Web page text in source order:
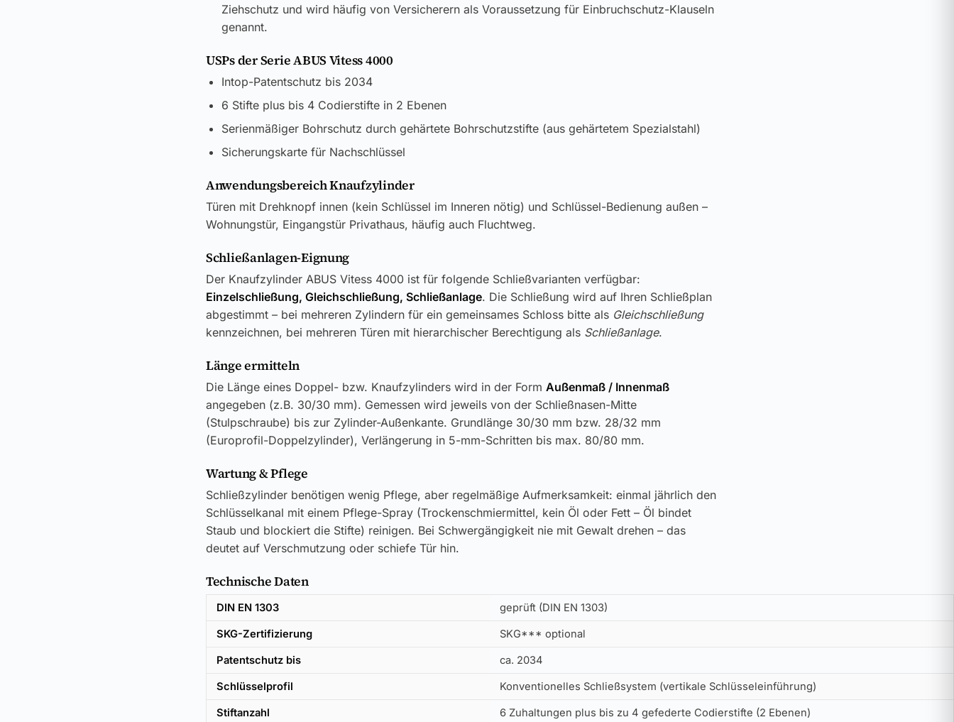
Ziehschutz und wird häufig von Versicherern als Voraussetzung für Einbruchschutz-Klauseln
genannt.
USPs der Serie ABUS Vitess 4000
Intop-Patentschutz bis 2034
6 Stifte plus bis 4 Codierstifte in 2 Ebenen
Serienmäßiger Bohrschutz durch gehärtete Bohrschutzstifte (aus gehärtetem Spezialstahl)
Sicherungskarte für Nachschlüssel
Anwendungsbereich Knaufzylinder
Türen mit Drehknopf innen (kein Schlüssel im Inneren nötig) und Schlüssel-Bedienung außen –
Wohnungstür, Eingangstür Privathaus, häufig auch Fluchtweg.
Schließanlagen-Eignung
Der Knaufzylinder ABUS Vitess 4000 ist für folgende Schließvarianten verfügbar:
Einzelschließung, Gleichschließung, Schließanlage. Die Schließung wird auf Ihren Schließplan
abgestimmt – bei mehreren Zylindern für ein gemeinsames Schloss bitte als Gleichschließung
kennzeichnen, bei mehreren Türen mit hierarchischer Berechtigung als Schließanlage.
Länge ermitteln
Die Länge eines Doppel- bzw. Knaufzylinders wird in der Form Außenmaß / Innenmaß
angegeben (z.B. 30/30 mm). Gemessen wird jeweils von der Schließnasen-Mitte
(Stulpschraube) bis zur Zylinder-Außenkante. Grundlänge 30/30 mm bzw. 28/32 mm
(Europrofil-Doppelzylinder), Verlängerung in 5-mm-Schritten bis max. 80/80 mm.
Wartung & Pflege
Schließzylinder benötigen wenig Pflege, aber regelmäßige Aufmerksamkeit: einmal jährlich den
Schlüsselkanal mit einem Pflege-Spray (Trockenschmiermittel, kein Öl oder Fett – Öl bindet
Staub und blockiert die Stifte) reinigen. Bei Schwergängigkeit nie mit Gewalt drehen – das
deutet auf Verschmutzung oder schiefe Tür hin.
Technische Daten
DIN EN 1303 geprüft (DIN EN 1303)
SKG-Zertifizierung SKG*** optional
Patentschutz bis ca. 2034
Schlüsselprofil Konventionelles Schließsystem (vertikale Schlüsseleinführung)
Stiftanzahl 6 Zuhaltungen plus bis zu 4 gefederte Codierstifte (2 Ebenen)